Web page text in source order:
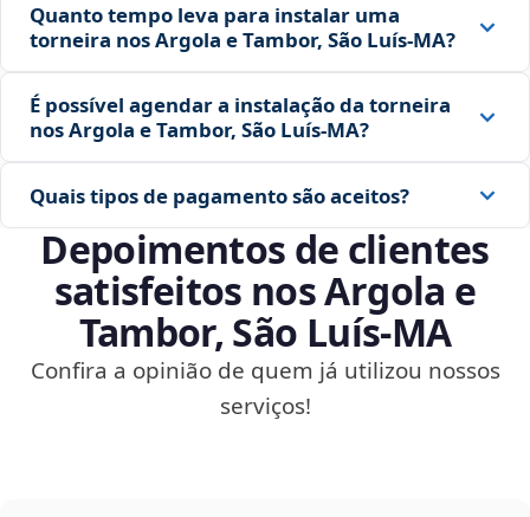
Quanto tempo leva para instalar uma
torneira nos Argola e Tambor, São Luís‑MA?
É possível agendar a instalação da torneira
nos Argola e Tambor, São Luís‑MA?
Quais tipos de pagamento são aceitos?
Depoimentos de clientes
satisfeitos nos Argola e
Tambor, São Luís‑MA
Confira a opinião de quem já utilizou nossos
serviços!